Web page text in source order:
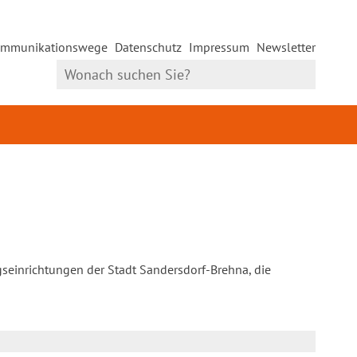
Datenschutz Impressum Newsletter
der Stadt Sandersdorf-Brehna, die